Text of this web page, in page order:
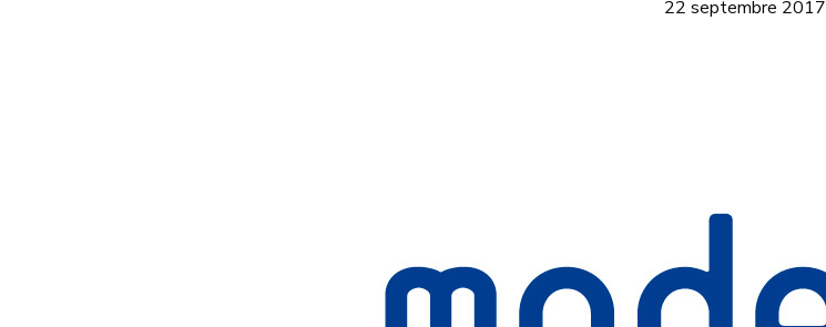
22 septembre 2017